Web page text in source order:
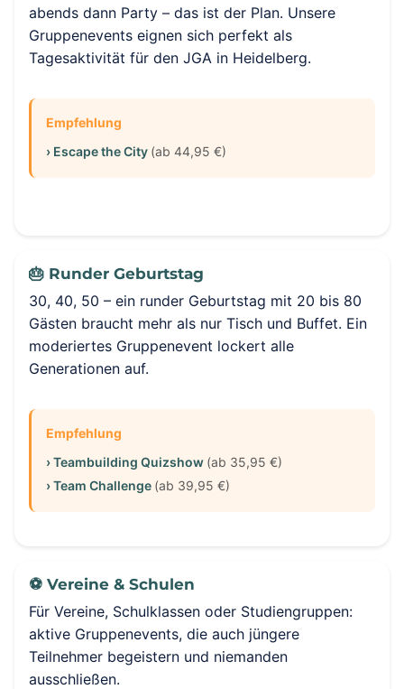
abends dann Party – das ist der Plan. Unsere
Gruppenevents eignen sich perfekt als
Tagesaktivität für den JGA in Heidelberg.
Empfehlung
› Escape the City (ab 44,95 €)
🎂 Runder Geburtstag
30, 40, 50 – ein runder Geburtstag mit 20 bis 80
Gästen braucht mehr als nur Tisch und Buffet. Ein
moderiertes Gruppenevent lockert alle
Generationen auf.
Empfehlung
› Teambuilding Quizshow (ab 35,95 €)
› Team Challenge (ab 39,95 €)
⚽ Vereine & Schulen
Für Vereine, Schulklassen oder Studiengruppen:
aktive Gruppenevents, die auch jüngere
Teilnehmer begeistern und niemanden
ausschließen.